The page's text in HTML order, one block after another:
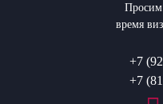
Просим
время
+7
+7